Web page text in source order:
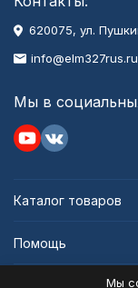
620075, ул.
info@elm327rus.ru
Мы в
Каталог товаров
Помощь
Мы